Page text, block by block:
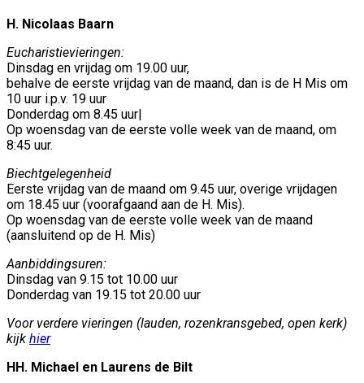
H. Nicolaas Baarn
Eucharistievieringen:
Dinsdag en vrijdag om 19.00 uur,
behalve de eerste vrijdag van de maand, dan is de H Mis om
10 uur i.p.v. 19 uur
Donderdag om 8.45 uur|
Op woensdag van de eerste volle week van de maand, om
8:45 uur.
Biechtgelegenheid
Eerste vrijdag van de maand om 9.45 uur, overige vrijdagen
om 18.45 uur (voorafgaand aan de H. Mis).
Op woensdag van de eerste volle week van de maand
(aansluitend op de H. Mis)
Aanbiddingsuren:
Dinsdag van 9.15 tot 10.00 uur
Donderdag van 19.15 tot 20.00 uur
Voor verdere vieringen (lauden, rozenkransgebed, open kerk)
kijk hier
HH. Michael en Laurens de Bilt